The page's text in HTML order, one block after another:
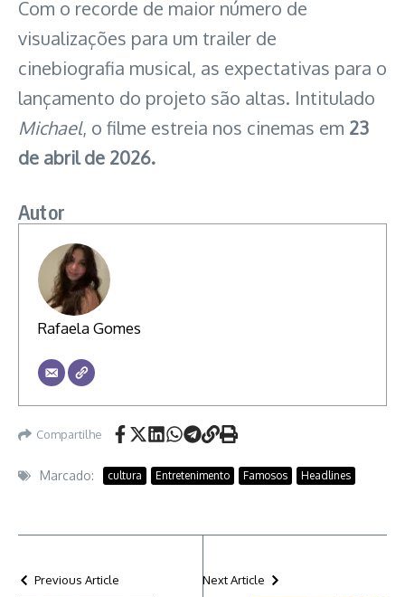
Com o recorde de maior número de
visualizações para um trailer de
cinebiografia musical, as expectativas para o
lançamento do projeto são altas. Intitulado
Michael, o filme estreia nos cinemas em 23
de abril de 2026.
Autor
Rafaela Gomes
Compartilhe
Marcado: cultura Entretenimento Famosos Headlines
Previous Article Next Article